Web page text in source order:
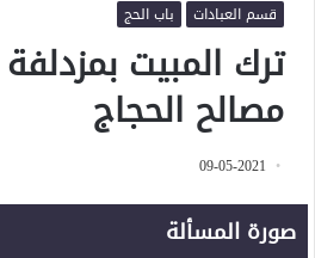
قسم العبادات باب الحج
ترك المبيت
مصالح الحجاج
09-05-2021
صورة المسألة